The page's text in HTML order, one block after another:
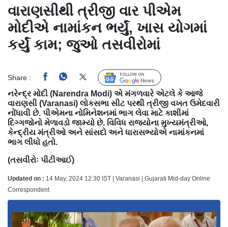
વારાણસીથી ત્રીજી વાર પીએમ
મોદીએ નામાંકન ભર્યું, ખાસ યોગમાં
કર્યું કામ; જુઓ તસવીરોમાં
Share : Follow Us
નરેન્દ્ર મોદી (Narendra Modi) એ મંગળવારે એટલે કે આજે
વારાણસી (Varanasi) લોકસભા સીટ પરથી ત્રીજી વખત ઉમેદવારી
નોંધાવી છે. પીએમના નોમિનેશનમાં ભાગ લેવા માટે કાશીમાં
દિગ્ગજોનો મેળાવડો જામ્યો છે. વિવિધ રાજ્યોના મુખ્યમંત્રીઓ,
કેન્દ્રીય મંત્રીઓ અને સાંસદો અને ધારાસભ્યોએ નામાંકનમાં
ભાગ લીધો હતો.
(તસવીરોઃ પીટીઆઈ)
Updated on : 14 May, 2024 12:30 IST | Varanasi | Gujarati Mid-day Online
Correspondent